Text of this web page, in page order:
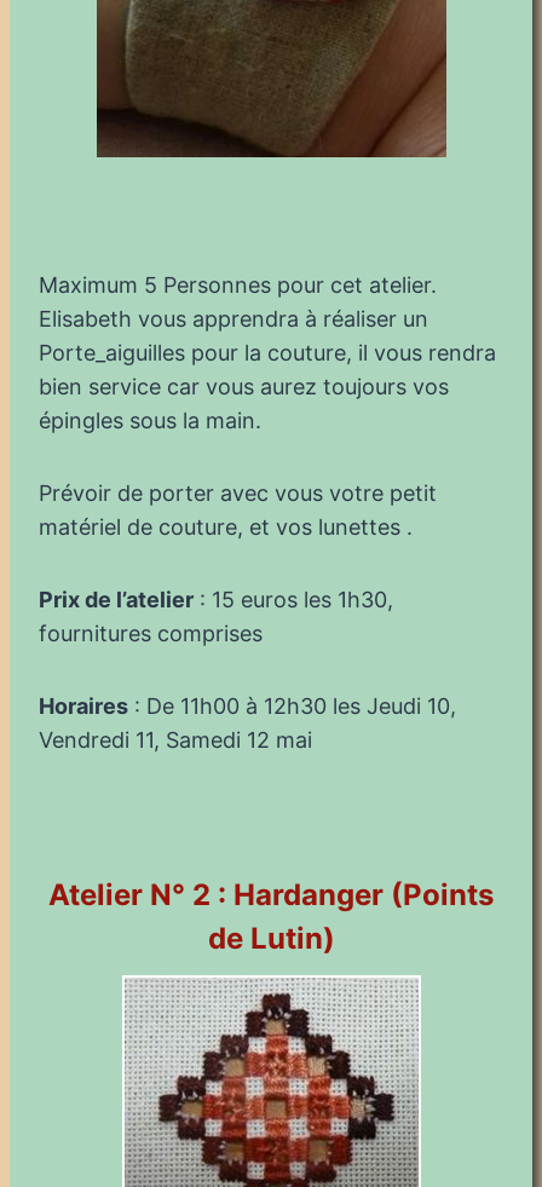
Maximum 5 Personnes pour cet atelier.
Elisabeth vous apprendra à réaliser un
Porte_aiguilles pour la couture, il vous rendra
bien service car vous aurez toujours vos
épingles sous la main.
Prévoir de porter avec vous votre petit
matériel de couture, et vos lunettes .
Prix de l’atelier : 15 euros les 1h30,
fournitures comprises
Horaires : De 11h00 à 12h30 les Jeudi 10,
Vendredi 11, Samedi 12 mai
Atelier N° 2 : Hardanger (Points
de Lutin)